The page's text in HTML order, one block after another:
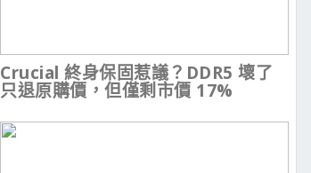
Crucial 終身保固惹議？DDR5 壞了
只退原購價，但僅剩市價 17%